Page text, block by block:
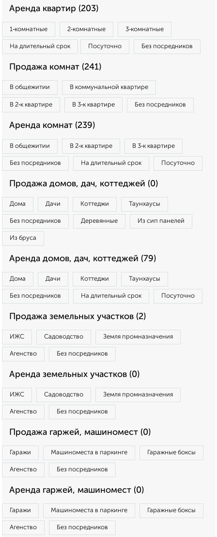
Аренда квартир (203)
1‑комнатные 2‑комнатные 3‑комнатные
На длительный срок Посуточно Без посредников
Продажа комнат (241)
В общежитии В коммунальной квартире
В 2‑к квартире В 3‑к квартире Без посредников
Аренда комнат (239)
В общежитии В 2‑к квартире В 3‑к квартире
Без посредников На длительный срок Посуточно
Продажа домов, дач, коттеджей (0)
Дома Дачи Коттеджи Таунхаусы
Без посредников Деревянные Из сип панелей
Из бруса
Аренда домов, дач, коттеджей (79)
Дома Дачи Коттеджи Таунхаусы
Без посредников На длительный срок Посуточно
Продажа земельных участков (2)
ИЖС Садоводство Земля промназначения
Агенство Без посредников
Аренда земельных участков (0)
ИЖС Садоводство Земля промназначения
Агенство Без посредников
Продажа гаржей, машиномест (0)
Гаражи Машиноместа в паркинге Гаражные боксы
Агенство Без посредников
Аренда гаржей, машиномест (0)
Гаражи Машиноместа в паркинге Гаражные боксы
Агенство Без посредников